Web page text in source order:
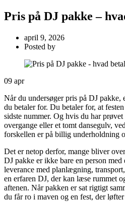
Pris på DJ pakke –
april 9, 2026
Posted by
09 apr
Når du undersøger pris på DJ
du betaler for. Du betaler for, at
sidste nummer. Og hvis du har
overgange eller et tomt dansegulv,
forskellen er på billig underholdning
Det er netop derfor, mange bliver
DJ pakke er ikke bare en person med
leverance med planlægning,
en erfaren DJ, der kan læse rummet
aftenen. Når pakken er sat rigtigt
du får ro i maven og en fest, der løfter